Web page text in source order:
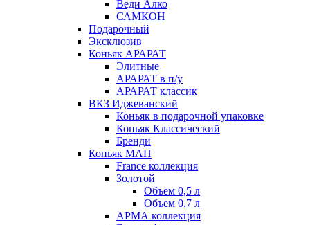
Веди Алко
САМКОН
Подарочный
Эксклюзив
Коньяк АРАРАТ
Элитные
АРАРАТ в п/у
АРАРАТ классик
ВКЗ Иджеванский
Коньяк в подарочной упаковке
Коньяк Классический
Бренди
Коньяк МАП
France коллекция
Золотой
Объем 0,5 л
Объем 0,7 л
АРМА коллекция